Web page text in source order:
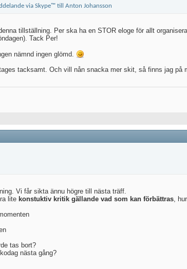
tillställning. Per ska ha en STOR eloge för allt
Tack Per!
nämnd ingen glömd.
tacksamt. Och vill nån snacka mer skit, så finns jag på
Vi får sikta ännu högre till nästa träff.
lite konstuktiv kritik gällande vad som kan förbättras,
tas bort?
nästa gång?